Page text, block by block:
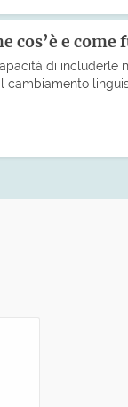
cos’è e come
di includerle
cambiamento